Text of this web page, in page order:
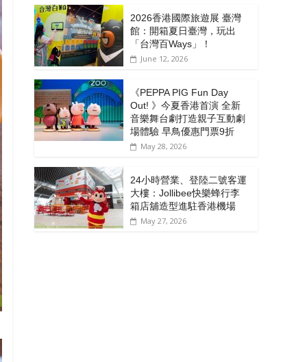
2026香港國際旅遊展 臺灣
館：開箱夏日臺灣，玩出
「台灣百Ways」！
June 12, 2026
《PEPPA PIG Fun Day
Out! 》今夏香港首演 全新
音樂舞台劇打造親子互動劇
場體驗 早鳥優惠門票9折
May 28, 2026
24小時營業、登陸二號客運
大樓：Jollibee快樂蜂行李
箱店舖造型進駐香港機場
May 27, 2026